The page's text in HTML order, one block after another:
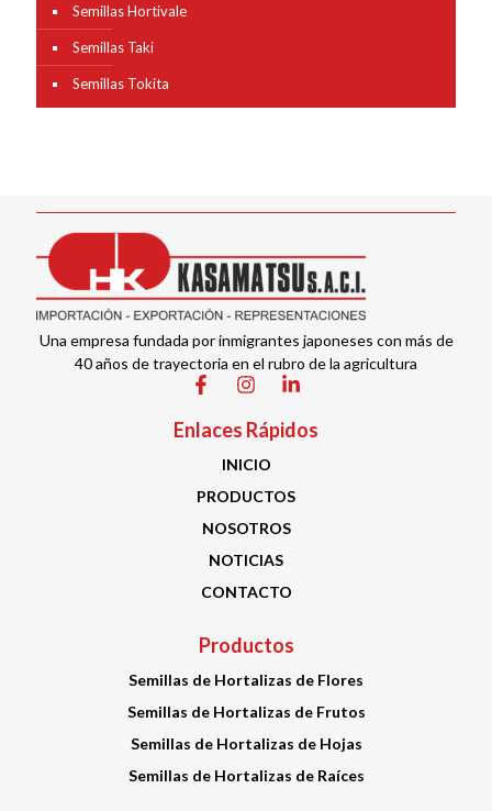
Semillas Hortivale
Semillas Taki
Semillas Tokita
Una empresa fundada por inmigrantes japoneses con más de
40 años de trayectoria en el rubro de la agricultura
Productos
Semillas de Hortalizas de Flores
Semillas de Hortalizas de Frutos
Semillas de Hortalizas de Hojas
Semillas de Hortalizas de Raíces
Enlaces Rápidos
INICIO
PRODUCTOS
NOSOTROS
NOTICIAS
CONTACTO